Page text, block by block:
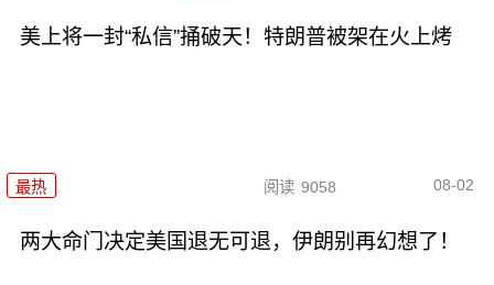
美上将一封“私信”捅破天！特朗普被架在火上烤
最热 阅读 9058 08-02
两大命门决定美国退无可退，伊朗别再幻想了！